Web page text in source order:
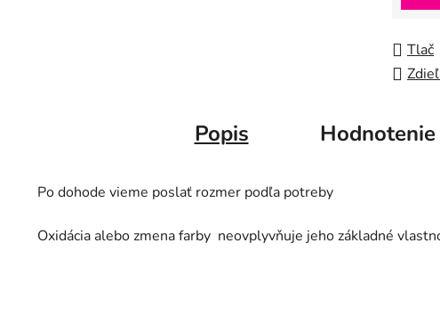
Tlač
Popis Hodnotenie
Po dohode vieme poslať rozmer podľa potreby
Oxidácia alebo zmena farby neovplyvňuje jeho základné